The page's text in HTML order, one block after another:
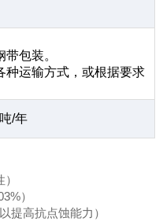
带包装。
种运输方式，或根据要求
/年
）
提高抗点蚀能力）